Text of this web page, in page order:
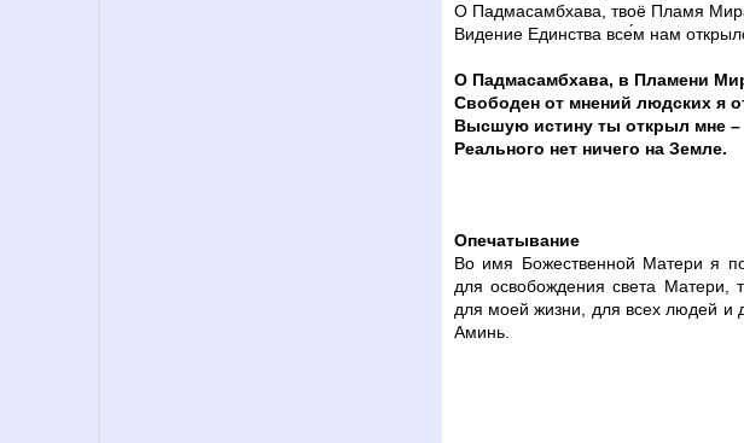
О Падмасамбхава, твоё Пламя
Видение Единства всем нам
О Падмасамбхава, в Пламени
Свободен от мнений людских я
Высшую истину ты открыл мне –
Реального нет ничего на Земле.
Опечатывание
Во имя Божественной Матери я
для освобождения света Матери,
для моей жизни, для всех людей
Аминь.